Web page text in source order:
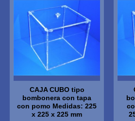
CAJA CUBO tipo
bombonera con tapa
con pomo Medidas: 225
x 225 x 225 mm